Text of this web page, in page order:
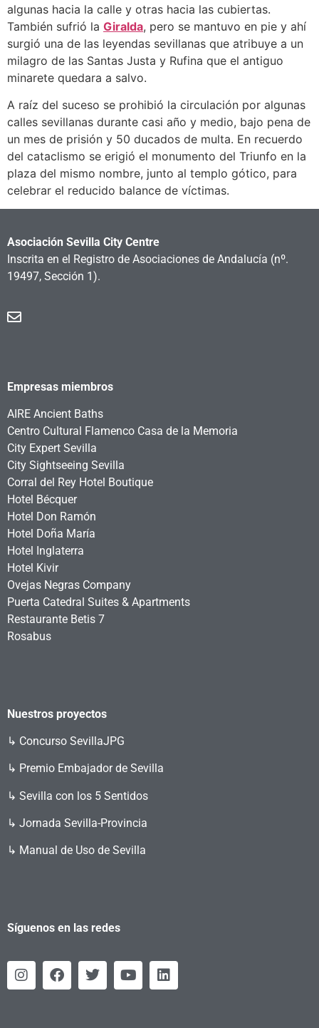
algunas hacia la calle y otras hacia las cubiertas.
También sufrió la Giralda, pero se mantuvo en pie y ahí
surgió una de las leyendas sevillanas que atribuye a un
milagro de las Santas Justa y Rufina que el antiguo
minarete quedara a salvo.
A raíz del suceso se prohibió la circulación por algunas
calles sevillanas durante casi año y medio, bajo pena de
un mes de prisión y 50 ducados de multa. En recuerdo
del cataclismo se erigió el monumento del Triunfo en la
plaza del mismo nombre, junto al templo gótico, para
celebrar el reducido balance de víctimas.
Asociación Sevilla City Centre
Inscrita en el Registro de Asociaciones de Andalucía (nº.
19497, Sección 1).
Empresas miembros
AIRE Ancient Baths
Centro Cultural Flamenco Casa de la Memoria
City Expert Sevilla
City Sightseeing Sevilla
Corral del Rey Hotel Boutique
Hotel Bécquer
Hotel Don Ramón
Hotel Doña María
Hotel Inglaterra
Hotel Kivir
Ovejas Negras Company
Puerta Catedral Suites & Apartments
Restaurante Betis 7
Rosabus
Nuestros proyectos
↳ Concurso SevillaJPG
↳ Premio Embajador de Sevilla
↳ Sevilla con los 5 Sentidos
↳ Jornada Sevilla-Provincia
↳ Manual de Uso de Sevilla
Síguenos en las redes